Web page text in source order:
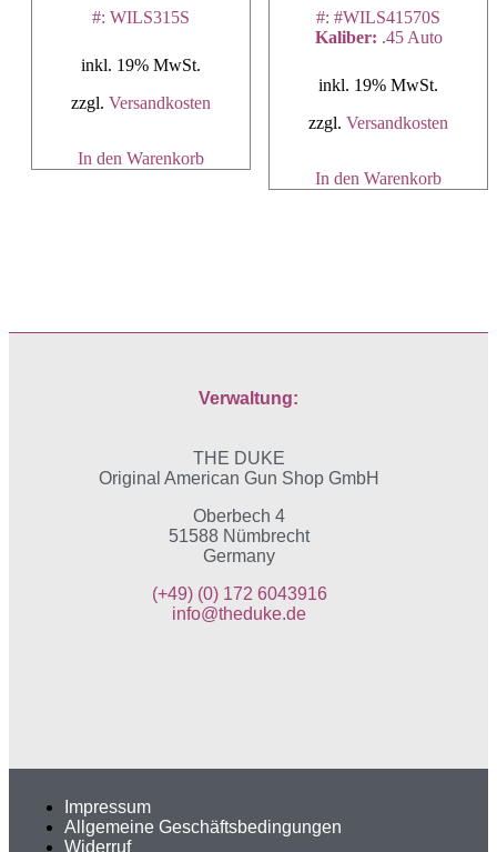
#: WILS315S
inkl. 19% MwSt.
zzgl. Versandkosten
In den Warenkorb
#: #WILS41570S
Kaliber: .45 Auto
inkl. 19% MwSt.
zzgl.Versandkosten
In den Warenkorb
Verwaltung:
THE DUKE
Original American Gun Shop GmbH
Oberbech 4
51588 Nümbrecht
Germany
(+49) (0) 172 6043916
info@theduke.de
Impressum
Allgemeine Geschäftsbedingungen
Widerruf